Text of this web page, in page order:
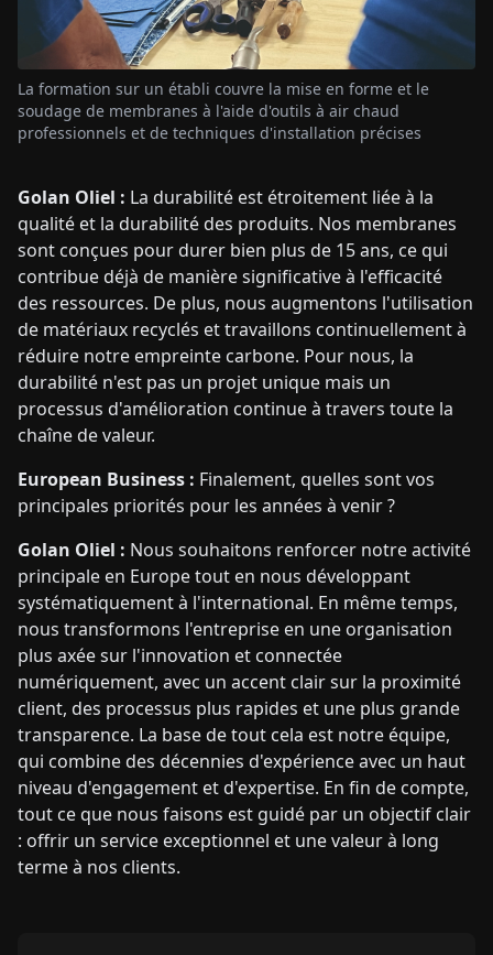
Golan Oliel : La durabilité est étroitement liée à la
qualité et la durabilité des produits. Nos membranes
sont conçues pour durer bien plus de 15 ans, ce qui
contribue déjà de manière significative à l'efficacité
des ressources. De plus, nous augmentons l'utilisation
de matériaux recyclés et travaillons continuellement à
réduire notre empreinte carbone. Pour nous, la
durabilité n'est pas un projet unique mais un
processus d'amélioration continue à travers toute la
chaîne de valeur.
European Business : Finalement, quelles sont vos
principales priorités pour les années à venir ?
Golan Oliel : Nous souhaitons renforcer notre activité
principale en Europe tout en nous développant
systématiquement à l'international. En même temps,
nous transformons l'entreprise en une organisation
plus axée sur l'innovation et connectée
numériquement, avec un accent clair sur la proximité
client, des processus plus rapides et une plus grande
transparence. La base de tout cela est notre équipe,
qui combine des décennies d'expérience avec un haut
niveau d'engagement et d'expertise. En fin de compte,
tout ce que nous faisons est guidé par un objectif clair
: offrir un service exceptionnel et une valeur à long
terme à nos clients.
La formation sur un établi couvre la mise en forme et le
soudage de membranes à l'aide d'outils à air chaud
professionnels et de techniques d'installation précises